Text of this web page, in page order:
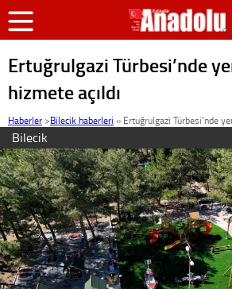
Ertuğrulgazi Türbesi’nde
hizmete açıldı
Haberler >Bilecik haberleri » Ertuğrulgazi Türbesi’nde
Bilecik